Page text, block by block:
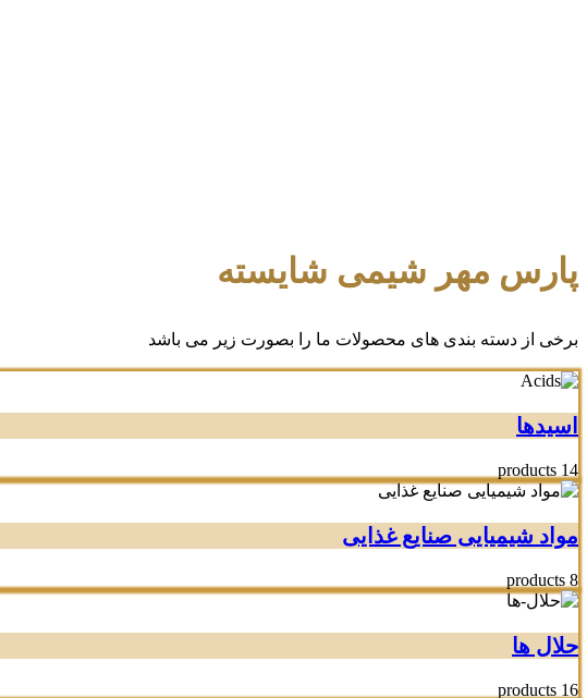
پارس مهر شیمی شایسته
برخی از دسته بندی های محصولات ما را بصورت زیر می باشد
اسیدها
14 products
مواد شیمیایی صنایع غذایی
8 products
حلال ها
16 products